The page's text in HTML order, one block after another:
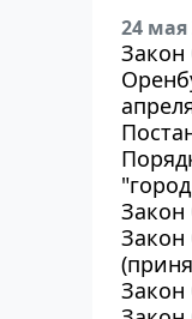
24 мая
Закон
Закон
Закон